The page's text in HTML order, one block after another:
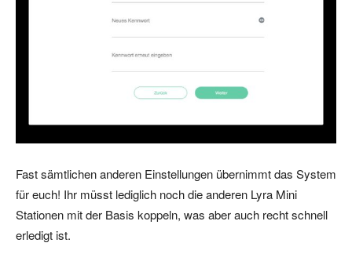
Fast sämtlichen anderen Einstellungen übernimmt das System
für euch! Ihr müsst lediglich noch die anderen Lyra Mini
Stationen mit der Basis koppeln, was aber auch recht schnell
erledigt ist.